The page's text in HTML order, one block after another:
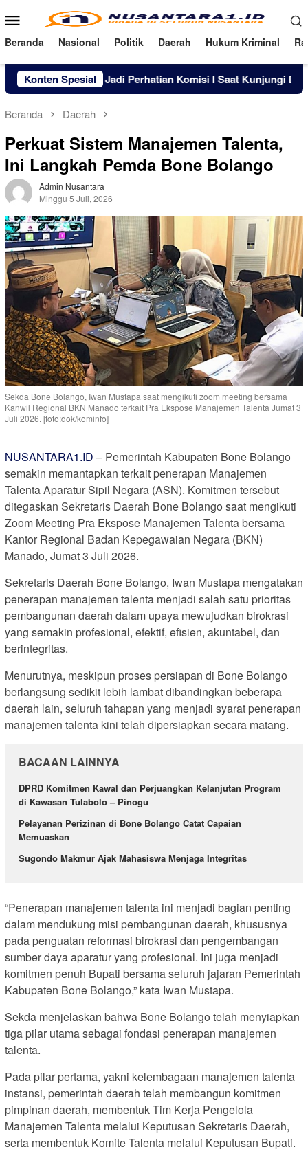
ke
konten
Menu
Mobile
Beranda Nasional Politik Daerah Hukum Kriminal
Konten Spesial
DTSEN Jadi Perhatian Komisi I Saat Kunjungi Desa
Beranda Daerah
Perkuat Sistem Manajemen Talenta,
Ini Langkah Pemda Bone Bolango
Admin Nusantara
Minggu 5 Juli, 2026
Sekda Bone Bolango, Iwan Mustapa saat mengikuti zoom meeting bersama
Kanwil Regional BKN Manado terkait Pra Ekspose Manajemen Talenta Jumat 3
Juli 2026. [foto:dok/kominfo]
NUSANTARA1.ID – Pemerintah Kabupaten Bone Bolango
semakin memantapkan terkait penerapan Manajemen
Talenta Aparatur Sipil Negara (ASN). Komitmen tersebut
ditegaskan Sekretaris Daerah Bone Bolango saat mengikuti
Zoom Meeting Pra Ekspose Manajemen Talenta bersama
Kantor Regional Badan Kepegawaian Negara (BKN)
Manado, Jumat 3 Juli 2026.
Sekretaris Daerah Bone Bolango, Iwan Mustapa mengatakan
penerapan manajemen talenta menjadi salah satu prioritas
pembangunan daerah dalam upaya mewujudkan birokrasi
yang semakin profesional, efektif, efisien, akuntabel, dan
berintegritas.
Menurutnya, meskipun proses persiapan di Bone Bolango
berlangsung sedikit lebih lambat dibandingkan beberapa
daerah lain, seluruh tahapan yang menjadi syarat penerapan
manajemen talenta kini telah dipersiapkan secara matang.
BACAAN LAINNYA
DPRD Komitmen Kawal dan Perjuangkan Kelanjutan Program
di Kawasan Tulabolo – Pinogu
Pelayanan Perizinan di Bone Bolango Catat Capaian
Memuaskan
Sugondo Makmur Ajak Mahasiswa Menjaga Integritas
“Penerapan manajemen talenta ini menjadi bagian penting
dalam mendukung misi pembangunan daerah, khususnya
pada penguatan reformasi birokrasi dan pengembangan
sumber daya aparatur yang profesional. Ini juga menjadi
komitmen penuh Bupati bersama seluruh jajaran Pemerintah
Kabupaten Bone Bolango,” kata Iwan Mustapa.
Sekda menjelaskan bahwa Bone Bolango telah menyiapkan
tiga pilar utama sebagai fondasi penerapan manajemen
talenta.
Pada pilar pertama, yakni kelembagaan manajemen talenta
instansi, pemerintah daerah telah membangun komitmen
pimpinan daerah, membentuk Tim Kerja Pengelola
Manajemen Talenta melalui Keputusan Sekretaris Daerah,
serta membentuk Komite Talenta melalui Keputusan Bupati.